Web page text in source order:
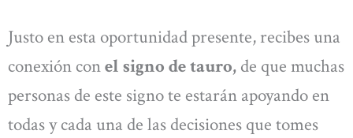
Justo en esta oportunidad presente, recibes una
conexión conel signo de tauro, de que muchas
personas de este signo te estarán apoyando en
todas y cada una de las decisiones que tomes